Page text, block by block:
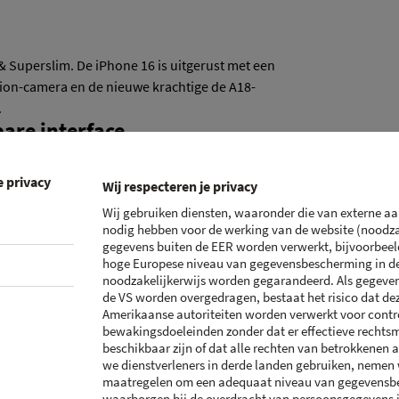
De iPhone 16 is uitgerust met een
camera en de nieuwe krachtige de A18-
interface
en heeft een 6,1 inch Super Retina XDR
stevig met de nieuwste generatie
smartphoneglas.
van de symbolen op je beginscherm. Ook
vernieuwde Foto’s app. En in iMessage
woorden, zinnen en emoji.
controle over je iPhone
heb je sneller toegang tot cameratools
van tijd de perfecte foto. Verder, heb je
privacy Wij respecteren je privacy
Wij gebruiken diensten, waaronder die van externe
nodig hebben voor de werking van de website
gegevens buiten de EER worden verwerkt,
hoge Europese niveau van gegevensbescherming in
noodzakelijkerwijs worden gegarandeerd. Als
de VS worden overgedragen, bestaat het risico dat
Amerikaanse autoriteiten worden verwerkt voor
bewakingsdoeleinden zonder dat er effectieve
beschikbaar zijn of dat alle rechten van betrokkenen
we dienstverleners in derde landen gebruiken,
maatregelen om een adequaat niveau van